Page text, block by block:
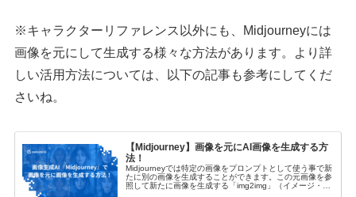
※キャラクターリファレンス以外にも、Midjourneyには
画像を元にして生成する様々な方法があります。より詳
しい活用方法については、以下の記事も参考にしてくだ
さいね。
【Midjourney】画像を元にAI画像を生成する方
法！
Midjourneyでは特定の画像をプロンプトとして使う事で新
たに別の画像を生成することができます。この元画像を参
照して新たに画像を生成する「img2img」（イメージ・ト